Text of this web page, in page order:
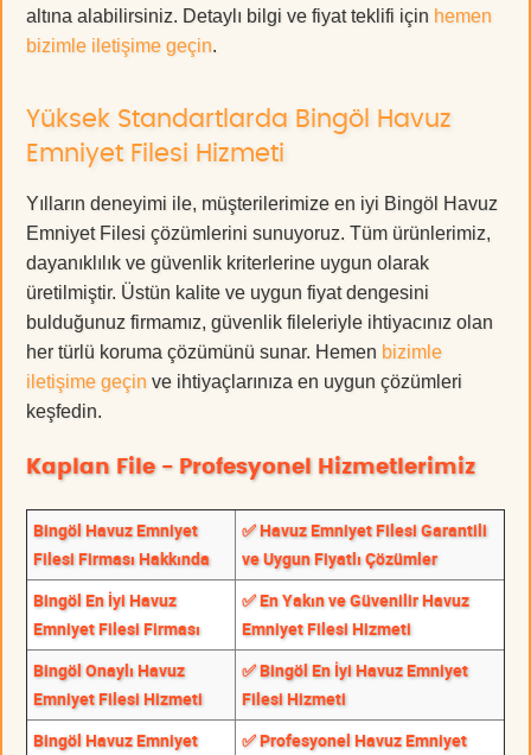
altına alabilirsiniz. Detaylı bilgi ve fiyat teklifi için hemen
bizimle iletişime geçin.
Yüksek Standartlarda Bingöl Havuz
Emniyet Filesi Hizmeti
Yılların deneyimi ile, müşterilerimize en iyi Bingöl Havuz
Emniyet Filesi çözümlerini sunuyoruz. Tüm ürünlerimiz,
dayanıklılık ve güvenlik kriterlerine uygun olarak
üretilmiştir. Üstün kalite ve uygun fiyat dengesini
bulduğunuz firmamız, güvenlik fileleriyle ihtiyacınız olan
her türlü koruma çözümünü sunar. Hemen bizimle
iletişime geçin ve ihtiyaçlarınıza en uygun çözümleri
keşfedin.
Kaplan File - Profesyonel Hizmetlerimiz
Bingöl Havuz Emniyet
Filesi Firması Hakkında
✅ Havuz Emniyet Filesi Garantili
ve Uygun Fiyatlı Çözümler
Bingöl En İyi Havuz
Emniyet Filesi Firması
✅ En Yakın ve Güvenilir Havuz
Emniyet Filesi Hizmeti
Bingöl Onaylı Havuz
Emniyet Filesi Hizmeti
✅ Bingöl En İyi Havuz Emniyet
Filesi Hizmeti
Bingöl Havuz Emniyet
✅ Profesyonel Havuz Emniyet